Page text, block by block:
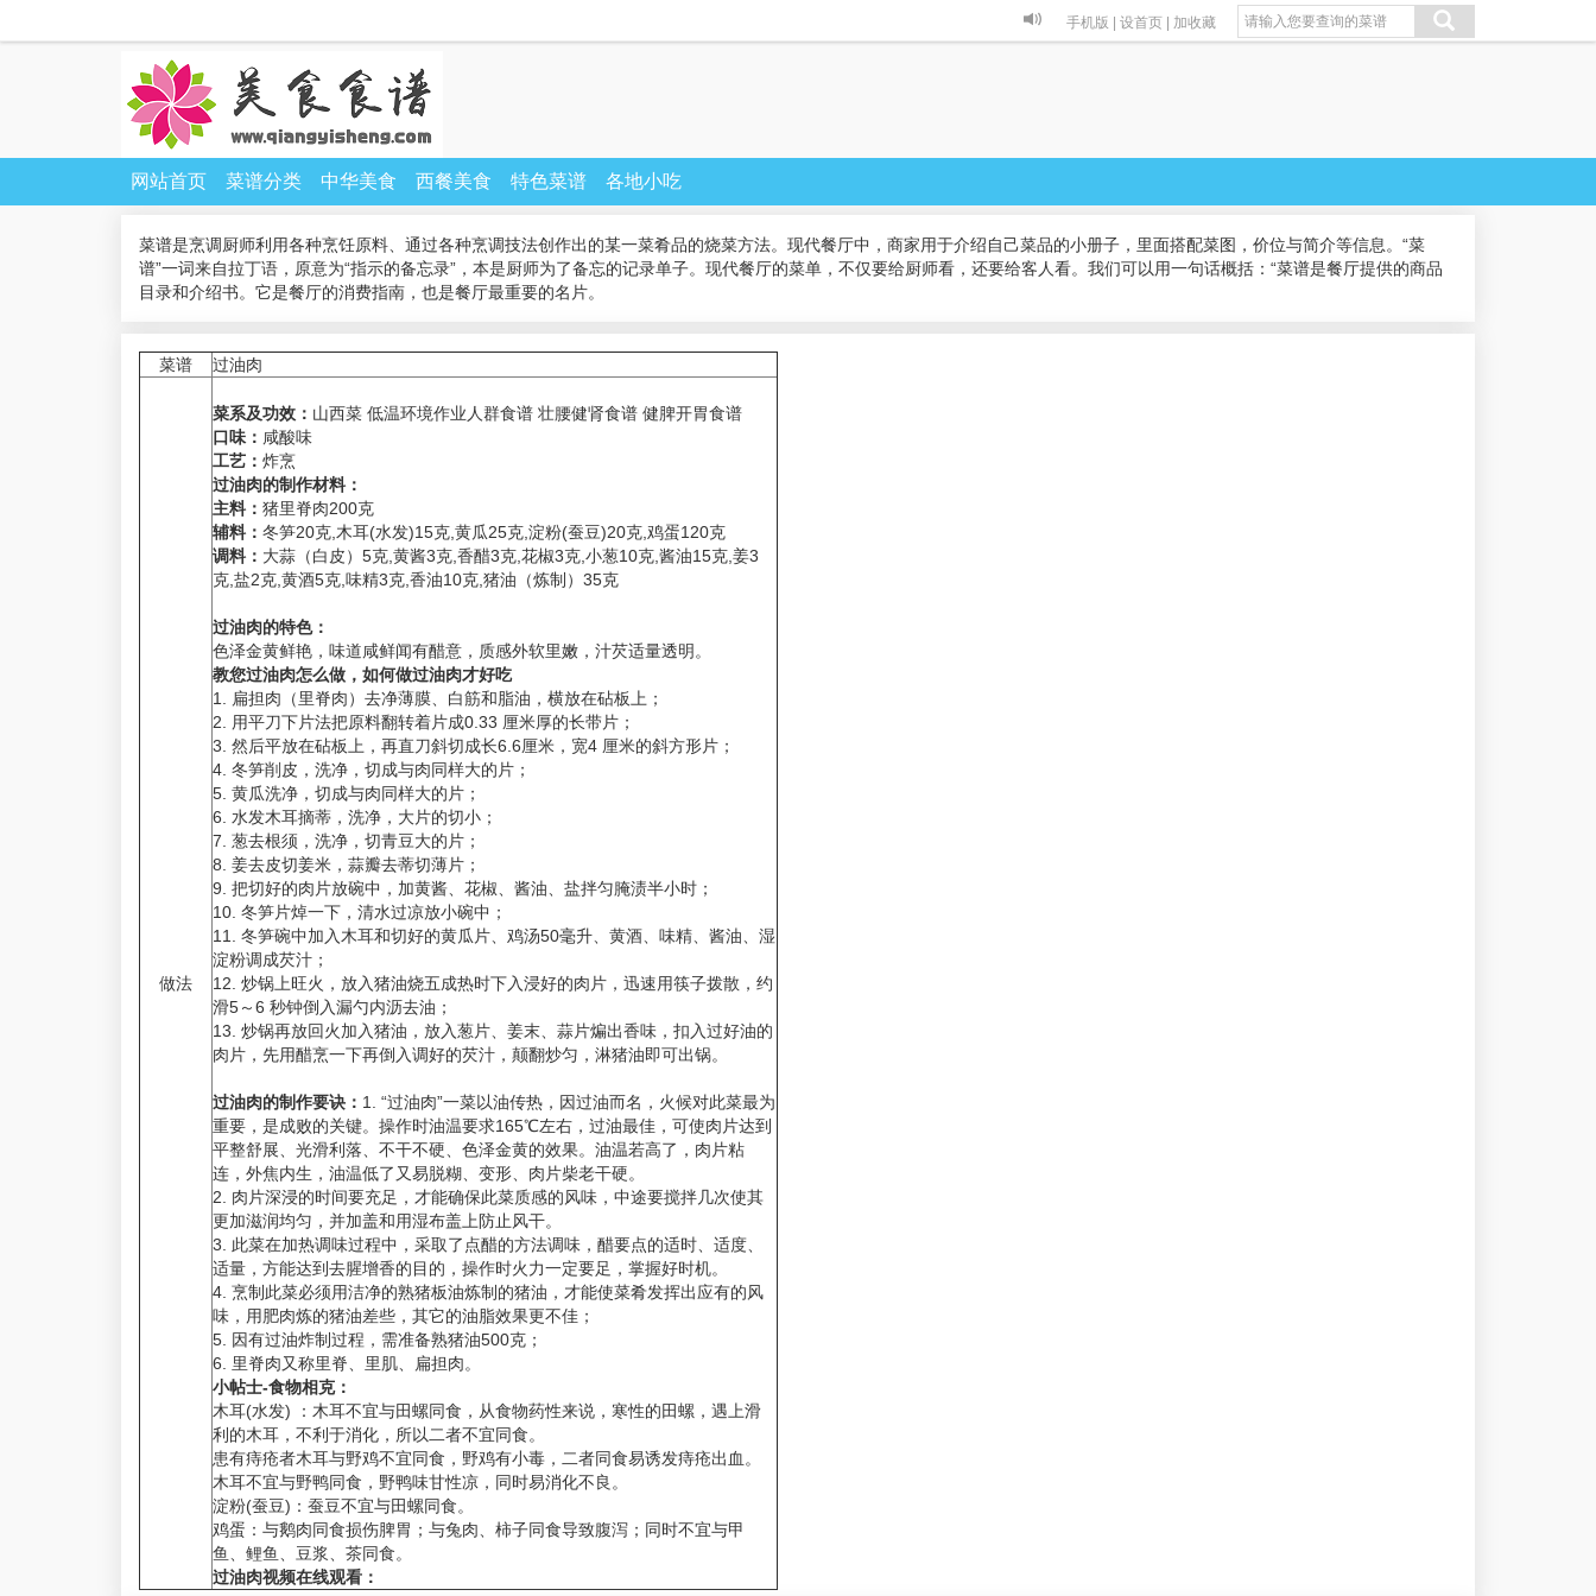
手机版 设首页 加收藏
网站首页 菜谱分类 中华美食 西餐美食 特色菜谱 各地小吃
菜谱是烹调厨师利用各种烹饪原料、通过各种烹调技法创作出的某一菜肴品的烧菜方法。现代餐厅中，商家用于介绍自己菜品的小册子，里面搭配菜图，价位与简介等信息。“菜
谱”一词来自拉丁语，原意为“指示的备忘录”，本是厨师为了备忘的记录单子。现代餐厅的菜单，不仅要给厨师看，还要给客人看。我们可以用一句话概括：“菜谱是餐厅提供的商品
目录和介绍书。它是餐厅的消费指南，也是餐厅最重要的名片。
菜谱 过油肉
做法
菜系及功效： 山西菜 低温环境作业人群食谱 壮腰健肾食谱 健脾开胃食谱
口味： 咸酸味
工艺： 炸烹
过油肉的制作材料：
主料： 猪里脊肉200克
辅料： 冬笋20克,木耳(水发)15克,黄瓜25克,淀粉(蚕豆)20克,鸡蛋120克
调料： 大蒜（白皮）5克,黄酱3克,香醋3克,花椒3克,小葱10克,酱油15克,姜3
克,盐2克,黄酒5克,味精3克,香油10克,猪油（炼制）35克
过油肉的特色：
色泽金黄鲜艳，味道咸鲜闻有醋意，质感外软里嫩，汁芡适量透明。
教您过油肉怎么做，如何做过油肉才好吃
1. 扁担肉（里脊肉）去净薄膜、白筋和脂油，横放在砧板上；
2. 用平刀下片法把原料翻转着片成0.33 厘米厚的长带片；
3. 然后平放在砧板上，再直刀斜切成长6.6厘米，宽4 厘米的斜方形片；
4. 冬笋削皮，洗净，切成与肉同样大的片；
5. 黄瓜洗净，切成与肉同样大的片；
6. 水发木耳摘蒂，洗净，大片的切小；
7. 葱去根须，洗净，切青豆大的片；
8. 姜去皮切姜米，蒜瓣去蒂切薄片；
9. 把切好的肉片放碗中，加黄酱、花椒、酱油、盐拌匀腌渍半小时；
10. 冬笋片焯一下，清水过凉放小碗中；
11. 冬笋碗中加入木耳和切好的黄瓜片、鸡汤50毫升、黄酒、味精、酱油、湿
淀粉调成芡汁；
12. 炒锅上旺火，放入猪油烧五成热时下入浸好的肉片，迅速用筷子拨散，约
滑5～6 秒钟倒入漏勺内沥去油；
13. 炒锅再放回火加入猪油，放入葱片、姜末、蒜片煸出香味，扣入过好油的
肉片，先用醋烹一下再倒入调好的芡汁，颠翻炒匀，淋猪油即可出锅。
过油肉的制作要诀： 1. “过油肉”一菜以油传热，因过油而名，火候对此菜最为
重要，是成败的关键。操作时油温要求165℃左右，过油最佳，可使肉片达到
平整舒展、光滑利落、不干不硬、色泽金黄的效果。油温若高了，肉片粘
连，外焦内生，油温低了又易脱糊、变形、肉片柴老干硬。
2. 肉片深浸的时间要充足，才能确保此菜质感的风味，中途要搅拌几次使其
更加滋润均匀，并加盖和用湿布盖上防止风干。
3. 此菜在加热调味过程中，采取了点醋的方法调味，醋要点的适时、适度、
适量，方能达到去腥增香的目的，操作时火力一定要足，掌握好时机。
4. 烹制此菜必须用洁净的熟猪板油炼制的猪油，才能使菜肴发挥出应有的风
味，用肥肉炼的猪油差些，其它的油脂效果更不佳；
5. 因有过油炸制过程，需准备熟猪油500克；
6. 里脊肉又称里脊、里肌、扁担肉。
小帖士-食物相克：
木耳(水发) ：木耳不宜与田螺同食，从食物药性来说，寒性的田螺，遇上滑
利的木耳，不利于消化，所以二者不宜同食。
患有痔疮者木耳与野鸡不宜同食，野鸡有小毒，二者同食易诱发痔疮出血。
木耳不宜与野鸭同食，野鸭味甘性凉，同时易消化不良。
淀粉(蚕豆)：蚕豆不宜与田螺同食。
鸡蛋：与鹅肉同食损伤脾胃；与兔肉、柿子同食导致腹泻；同时不宜与甲
鱼、鲤鱼、豆浆、茶同食。
过油肉视频在线观看：